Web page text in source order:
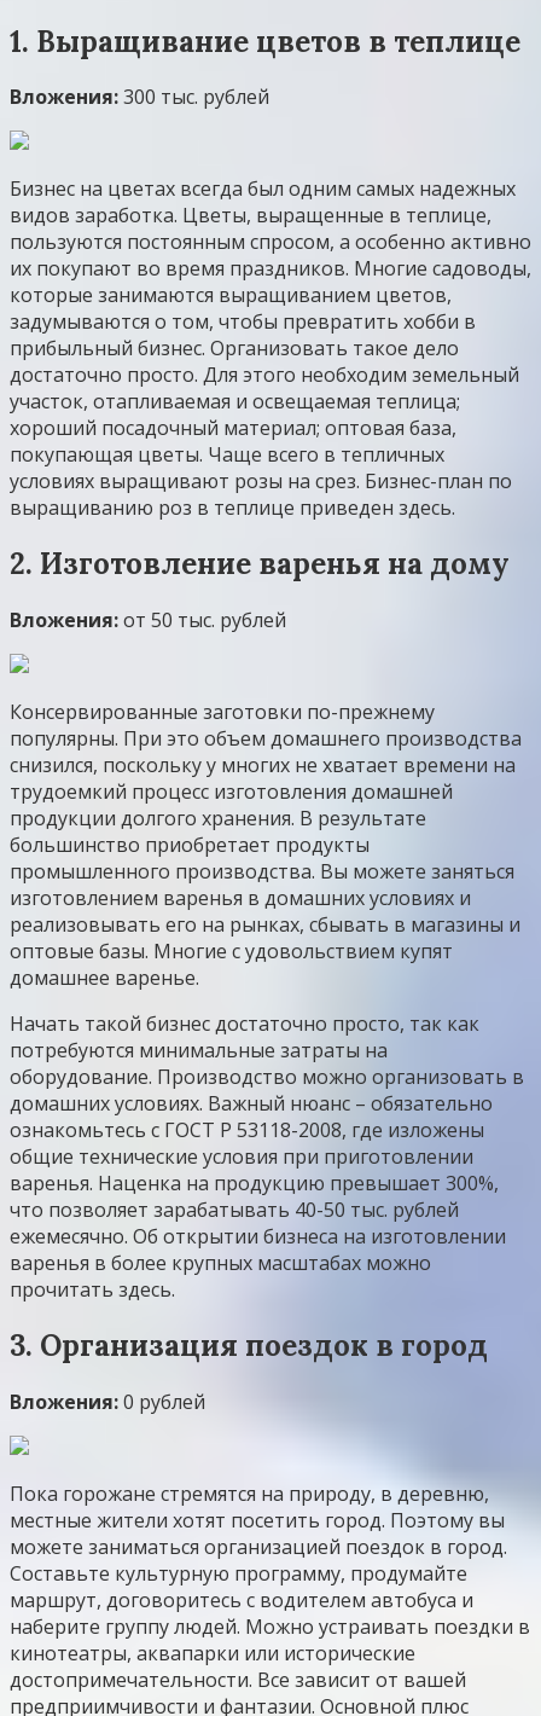
1. Выращивание цветов в теплице
Вложения:300 тыс. рублей
Бизнес на цветах всегда был одним самых надежных
видов заработка. Цветы, выращенные в теплице,
пользуются постоянным спросом, а особенно активно
их покупают во время праздников. Многие садоводы,
которые занимаются выращиванием цветов,
задумываются о том, чтобы превратить хобби в
прибыльный бизнес. Организовать такое дело
достаточно просто. Для этого необходим земельный
участок, отапливаемая и освещаемая теплица;
хороший посадочный материал; оптовая база,
покупающая цветы. Чаще всего в тепличных
условиях выращивают розы на срез. Бизнес-план по
выращиванию роз в теплице приведен здесь.
2. Изготовление варенья на дому
Вложения:от 50 тыс. рублей
Консервированные заготовки по-прежнему
популярны. При это объем домашнего производства
снизился, поскольку у многих не хватает времени на
трудоемкий процесс изготовления домашней
продукции долгого хранения. В результате
большинство приобретает продукты
промышленного производства. Вы можете заняться
изготовлением варенья в домашних условиях и
реализовывать его на рынках, сбывать в магазины и
оптовые базы. Многие с удовольствием купят
домашнее варенье.
Начать такой бизнес достаточно просто, так как
потребуются минимальные затраты на
оборудование. Производство можно организовать в
домашних условиях. Важный нюанс – обязательно
ознакомьтесь с ГОСТ Р 53118-2008, где изложены
общие технические условия при приготовлении
варенья. Наценка на продукцию превышает 300%,
что позволяет зарабатывать 40-50 тыс. рублей
ежемесячно. Об открытии бизнеса на изготовлении
варенья в более крупных масштабах можно
прочитать здесь.
3. Организация поездок в город
Вложения:0 рублей
Пока горожане стремятся на природу, в деревню,
местные жители хотят посетить город. Поэтому вы
можете заниматься организацией поездок в город.
Составьте культурную программу, продумайте
маршрут, договоритесь с водителем автобуса и
наберите группу людей. Можно устраивать поездки в
кинотеатры, аквапарки или исторические
достопримечательности. Все зависит от вашей
предприимчивости и фантазии. Основной плюс